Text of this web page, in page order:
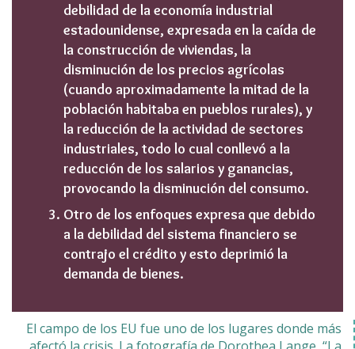
debilidad de la economía industrial
estadounidense, expresada en la caída de
la construcción de viviendas, la
disminución de los precios agrícolas
(cuando aproximadamente la mitad de la
población habitaba en pueblos rurales), y
la reducción de la actividad de sectores
industriales, todo lo cual conllevó a la
reducción de los salarios y ganancias,
provocando la disminución del consumo.
Otro de los enfoques expresa que debido
a la debilidad del sistema financiero se
contrajo el crédito y esto deprimió la
demanda de bienes.
El campo de los EU fue uno de los lugares donde más